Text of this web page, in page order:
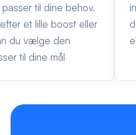
til dine behov.
et lille boost eller
du vælge den
til dine mål